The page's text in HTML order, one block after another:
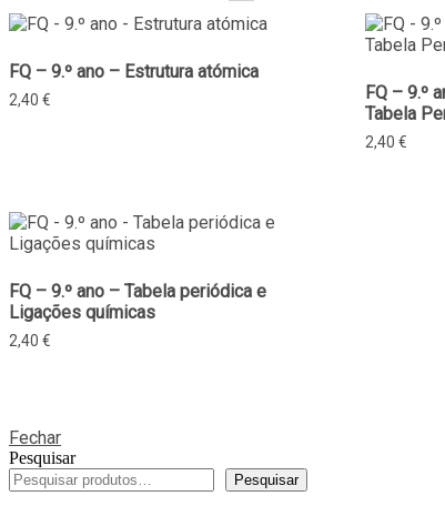
FQ – 9.º ano – Estrutura atómica
2,40 €
FQ – 9.º
Tabela
2,40€
FQ – 9.º ano – Tabela periódica e
Ligações químicas
2,40 €
Fechar
Pesquisar
Pesquisar